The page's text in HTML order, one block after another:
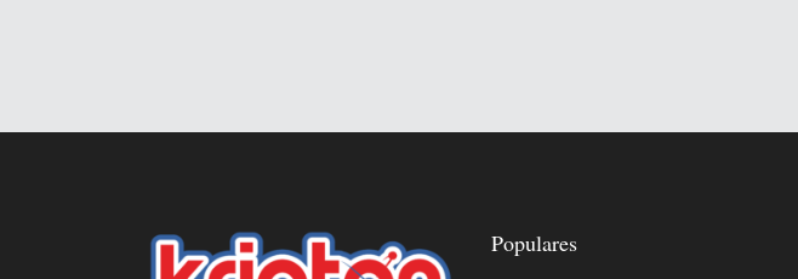
Populares